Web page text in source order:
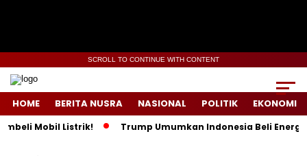
SCROLL TO CONTINUE WITH CONTENT
HOME BERITA NUSRA NASIONAL POLITIK EKONOMI
Listrik! Trump Umumkan Indonesia Beli Energi & 50